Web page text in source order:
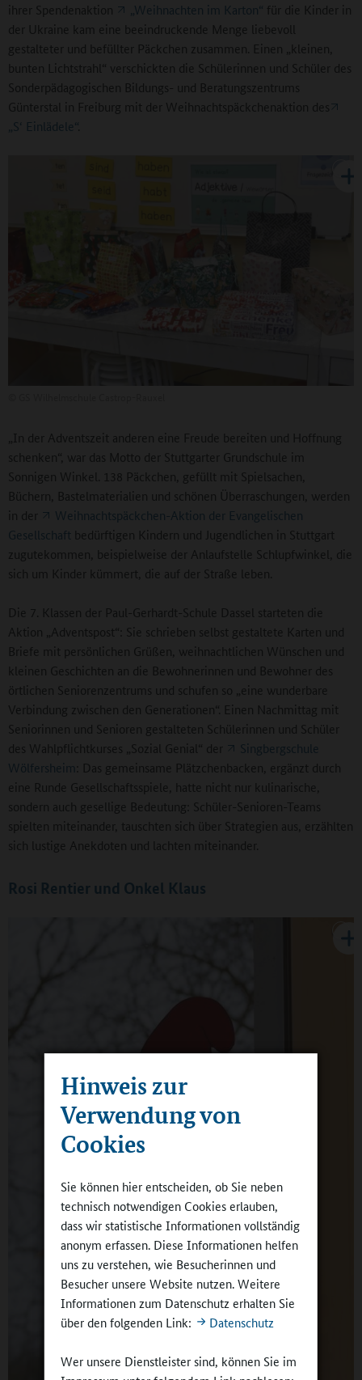
Hinweis zur
Verwendung von
Cookies
Sie können hier entscheiden, ob Sie neben
technisch notwendigen Cookies erlauben,
dass wir statistische Informationen vollständig
anonym erfassen. Diese Informationen helfen
uns zu verstehen, wie Besucherinnen und
Besucher unsere Website nutzen. Weitere
Informationen zum Datenschutz erhalten Sie
über den folgenden Link:
Datenschutz
Wer unsere Dienstleister sind, können Sie im
ihrer Spendenaktion
„Weihnachten im Karton“ für die Kinder in
der Ukraine kam eine beeindruckende Menge liebevoll
gestalteter und befüllter Päckchen zusammen. Einen „kleinen,
bunten Lichtstrahl“ verschickten die Schülerinnen und Schüler des
Sonderpädagogischen Bildungs- und Beratungszentrums
Günterstal in Freiburg mit der Weihnachtspäckchenaktion des
„S‘ Einlädele“.
„In der Adventszeit anderen eine Freude bereiten und Hoffnung
schenken“, war das Motto der Stuttgarter Grundschule im
Sonnigen Winkel. 138 Päckchen, gefüllt mit Spielsachen,
Büchern, Bastelmaterialien und schönen Überraschungen, werden
in der
Weihnachtspäckchen-Aktion der Evangelischen
Gesellschaft bedürftigen Kindern und Jugendlichen in Stuttgart
zugutekommen, beispielweise der Anlaufstelle Schlupfwinkel, die
sich um Kinder kümmert, die auf der Straße leben.
Die 7. Klassen der Paul-Gerhardt-Schule Dassel starteten die
Aktion „Adventspost“: Sie schrieben selbst gestaltete Karten und
Briefe mit persönlichen Grüßen, weihnachtlichen Wünschen und
kleinen Geschichten an die Bewohnerinnen und Bewohner des
örtlichen Seniorenzentrums und schufen so „eine wunderbare
Verbindung zwischen den Generationen“. Einen Nachmittag mit
Seniorinnen und Senioren gestalteten Schülerinnen und Schüler
des Wahlpflichtkurses „Sozial Genial“ der
Singbergschule
Wölfersheim : Das gemeinsame Plätzchenbacken, ergänzt durch
eine Runde Gesellschaftsspiele, hatte nicht nur kulinarische,
sondern auch gesellige Bedeutung: Schüler-Senioren-Teams
spielten miteinander, tauschten sich über Strategien aus, erzählten
sich lustige Anekdoten und lachten miteinander.
Rosi Rentier und Onkel Klaus